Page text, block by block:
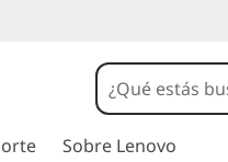
Sobre Lenovo